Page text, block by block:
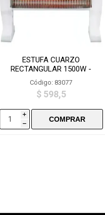
ESTUFA CUARZO
RECTANGULAR 1500W -
LX1800
Código: 83077
$ 598,5
i
h